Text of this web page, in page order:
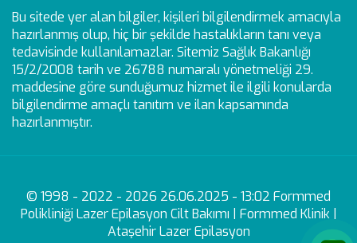
Bu sitede yer alan bilgiler, kişileri bilgilendirmek amacıyla
hazırlanmış olup, hiç bir şekilde hastalıkların tanı veya
tedavisinde kullanılamazlar. Sitemiz Sağlık Bakanlığı
15/2/2008 tarih ve 26788 numaralı yönetmeliği 29.
maddesine göre sunduğumuz hizmet ile ilgili konularda
bilgilendirme amaçlı tanıtım ve ilan kapsamında
hazırlanmıştır.
© 1998 - 2022 - 2026 26.06.2025 - 13:02 Formmed
Polikliniği Lazer Epilasyon Cilt Bakımı | Formmed Klinik |
Ataşehir Lazer Epilasyon